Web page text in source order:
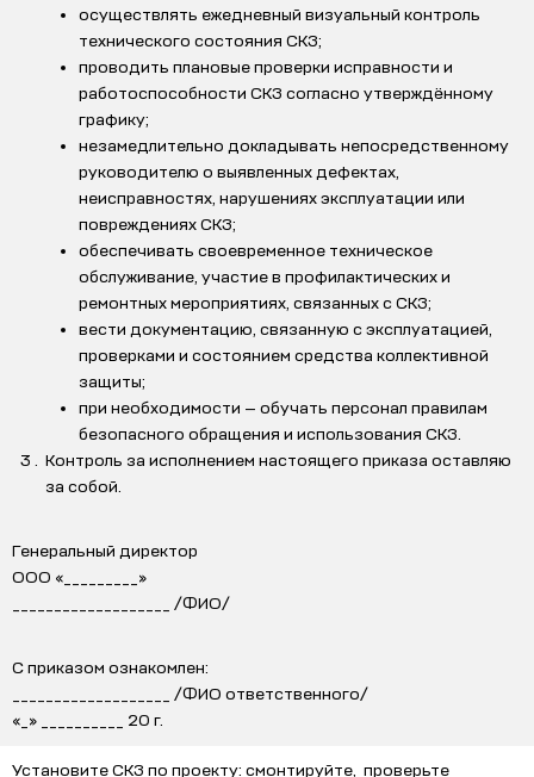
осуществлять ежедневный визуальный контроль
технического состояния СКЗ;
проводить плановые проверки исправности и
работоспособности СКЗ согласно утверждённому
графику;
незамедлительно докладывать непосредственному
руководителю о выявленных дефектах,
неисправностях, нарушениях эксплуатации или
повреждениях СКЗ;
обеспечивать своевременное техническое
обслуживание, участие в профилактических и
ремонтных мероприятиях, связанных с СКЗ;
вести документацию, связанную с эксплуатацией,
проверками и состоянием средства коллективной
защиты;
при необходимости — обучать персонал правилам
безопасного обращения и использования СКЗ.
Контроль за исполнением настоящего приказа оставляю
за собой.
Генеральный директор
ООО «_________»
___________________ /ФИО/
С приказом ознакомлен:
___________________ /ФИО ответственного/
«_» __________ 20 г.
Установите СКЗ по проекту: смонтируйте, проверьте